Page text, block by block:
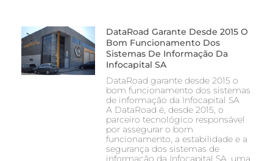
DataRoad Garante Desde 2015 O
Bom Funcionamento Dos
Sistemas De Informação Da
Infocapital SA
DataRoad garante desde 2015 o
bom funcionamento dos sistemas
de informação da Infocapital SA
A DataRoad é, desde 2015, o
parceiro tecnológico responsável
por assegurar o bom
funcionamento, a estabilidade e a
segurança dos sistemas de
informação da Infocapital SA, uma